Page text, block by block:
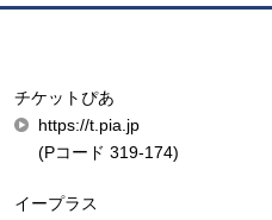
チケットぴあ
https://t.pia.jp
(Pコード 319-174)
イープラス